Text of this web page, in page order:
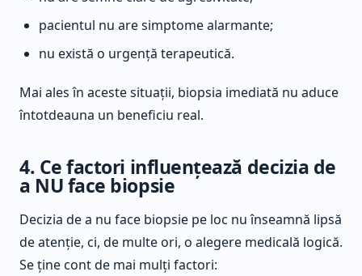
pacientul nu are simptome alarmante;
nu există o urgență terapeutică.
Mai ales în aceste situații, biopsia imediată nu aduce
întotdeauna un beneficiu real.
4. Ce factori influențează decizia de
a NU face biopsie
Decizia de a nu face biopsie pe loc nu înseamnă lipsă
de atenție, ci, de multe ori, o alegere medicală logică.
Se ține cont de mai mulți factori: